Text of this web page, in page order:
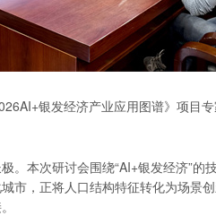
银发经济产业应用图谱》项目
。本次研讨会围绕“AI+银发经济”
市，正将人口结构特征转化为场景
。